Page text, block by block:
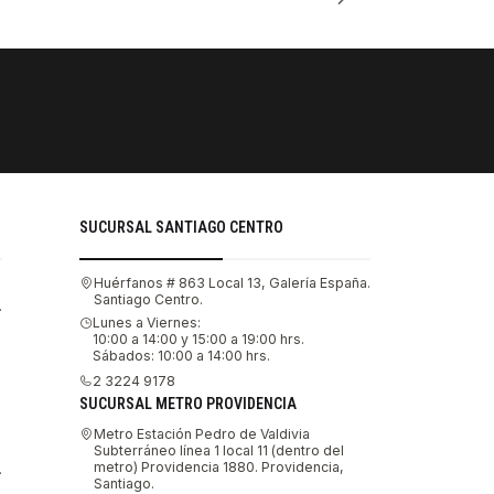
SUCURSAL SANTIAGO CENTRO
Huérfanos # 863 Local 13, Galería España.
Santiago Centro.
Lunes a Viernes:
10:00 a 14:00 y 15:00 a 19:00 hrs.
Sábados: 10:00 a 14:00 hrs.
2 3224 9178
SUCURSAL METRO PROVIDENCIA
Metro Estación Pedro de Valdivia
Subterráneo línea 1 local 11 (dentro del
metro) Providencia 1880. Providencia,
Santiago.